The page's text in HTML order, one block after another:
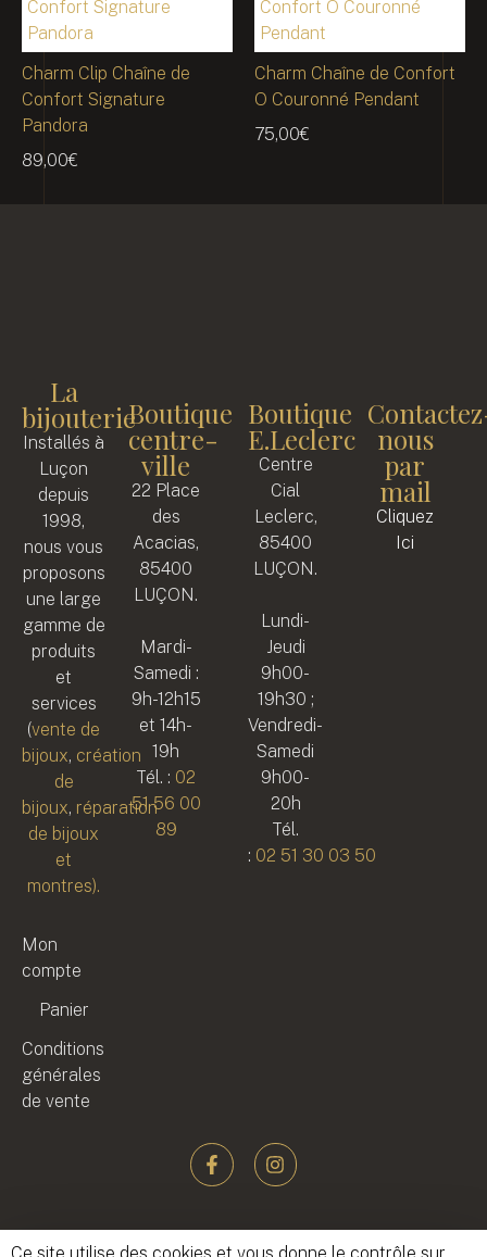
Charm Clip Chaîne de
Confort Signature
Pandora
89,00€
Charm Chaîne de Confort
O Couronné Pendant
75,00€
La
bijouterie
Installés à
Luçon
depuis
1998,
nous vous
proposons
une large
gamme de
produits
et
services
(vente de
bijoux, création
de
bijoux, réparation
de bijoux
et
montres).
Mon
compte
Panier
Conditions
générales
de vente
Boutique
centre-
ville
22 Place
des
Acacias,
85400
LUÇON.
Mardi-
Samedi :
9h-12h15
et 14h-
19h
Tél. : 02
51 56 00
89
Boutique
E.Leclerc
Centre
Cial
Leclerc,
85400
LUÇON.
Lundi-
Jeudi
9h00-
19h30 ;
Vendredi-
Samedi
9h00-
20h
Tél.
: 02 51 30 03 50
nous
par
mail
Cliquez
Ici